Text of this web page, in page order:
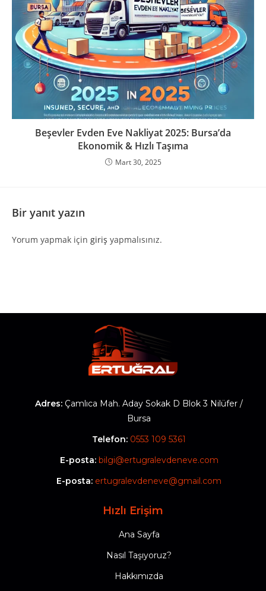
Beşevler Evden Eve Nakliyat 2025: Bursa’da
Ekonomik & Hızlı Taşıma
Mart 30, 2025
Bir yanıt yazın
Yorum yapmak için giriş yapmalısınız.
Adres: Çamlıca Mah. Aday Sokak D Blok 3 Nilüfer /
Bursa
Telefon: 0553 109 5361
E-posta: bilgi@ertugralevdeneve.com
E-posta: ertugralevdeneve@gmail.com
Hızlı Erişim
Ana Sayfa
Nasıl Taşıyoruz?
Hakkımızda